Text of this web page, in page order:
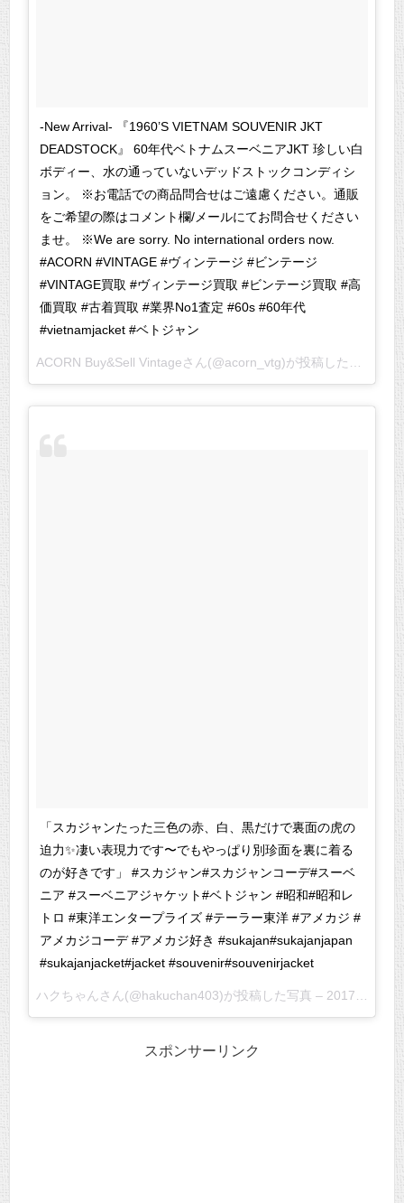
-New Arrival- 『1960’S VIETNAM SOUVENIR JKT
DEADSTOCK』 60年代ベトナムスーベニアJKT 珍しい白
ボディー、水の通っていないデッドストックコンディシ
ョン。 ※お電話での商品問合せはご遠慮ください。通販
をご希望の際はコメント欄/メールにてお問合せください
ませ。 ※We are sorry. No international orders now.
#ACORN #VINTAGE #ヴィンテージ #ビンテージ
#VINTAGE買取 #ヴィンテージ買取 #ビンテージ買取 #高
価買取 #古着買取 #業界No1査定 #60s #60年代
#vietnamjacket #ベトジャン
「スカジャンたった三色の赤、白、黒だけで裏面の虎の
迫力✨凄い表現力です〜でもやっぱり別珍面を裏に着る
のが好きです」 #スカジャン#スカジャンコーデ#スーベ
ニア #スーベニアジャケット#ベトジャン #昭和#昭和レ
トロ #東洋エンタープライズ #テーラー東洋 #アメカジ #
アメカジコーデ #アメカジ好き #sukajan#sukajanjapan
#sukajanjacket#jacket #souvenir#souvenirjacket
ハクちゃんさん(@hakuchan403)が投稿した写真 – 2017 2月 6 2:56午前 PST
スポンサーリンク